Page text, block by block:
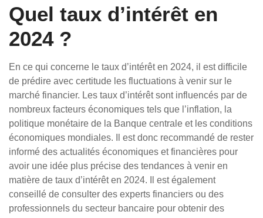
Quel taux d’intérêt en
2024 ?
En ce qui concerne le taux d’intérêt en 2024, il est difficile
de prédire avec certitude les fluctuations à venir sur le
marché financier. Les taux d’intérêt sont influencés par de
nombreux facteurs économiques tels que l’inflation, la
politique monétaire de la Banque centrale et les conditions
économiques mondiales. Il est donc recommandé de rester
informé des actualités économiques et financières pour
avoir une idée plus précise des tendances à venir en
matière de taux d’intérêt en 2024. Il est également
conseillé de consulter des experts financiers ou des
professionnels du secteur bancaire pour obtenir des